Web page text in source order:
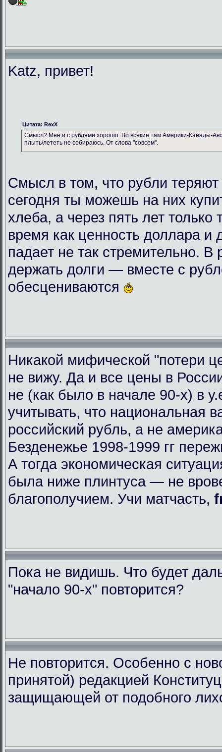
Katz, привет!
Цитата: RexX
Смысл? Мне и с рублями хорошо. Во всякие там Америки-Канады-
плыть/лететь не собираюсь. От слова "совсем".
Смысл в том, что рубли теряют
сегодня ты можешь на них
хлеба, а через пять лет только
время как ценность доллара и
падает не так стремительно. В
держать долги — вместе с
обесцениваются
Никакой мифической "потери
не вижу. Да и все цены в
не (как было в начале 90-х) в
учитывать, что национальная
российский рубль, а не
Безденежье 1998-1999 гг
А тогда экономическая
была ниже плинтуса — не
благополучием. Учи матчасть,
Пока не видишь. Что будет
"начало 90-х" повторится?
Не повторится. Особенно с
принятой) редакцией
защищающей от подобного